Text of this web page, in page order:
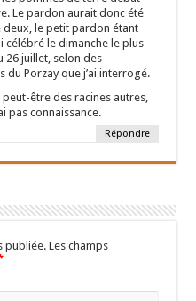
Le pardon aurait donc été
deux, le petit pardon étant
célébré le dimanche le plus
26 juillet, selon des
du Porzay que j’ai interrogé.
peut-être des racines autres,
pas connaissance.
Répondre
publiée. Les champs